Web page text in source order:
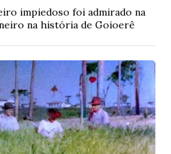
impiedoso foi admirado na
na história de Goioerê